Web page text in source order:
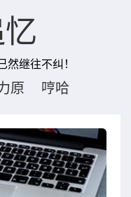
继往不纠！
原 哼哈